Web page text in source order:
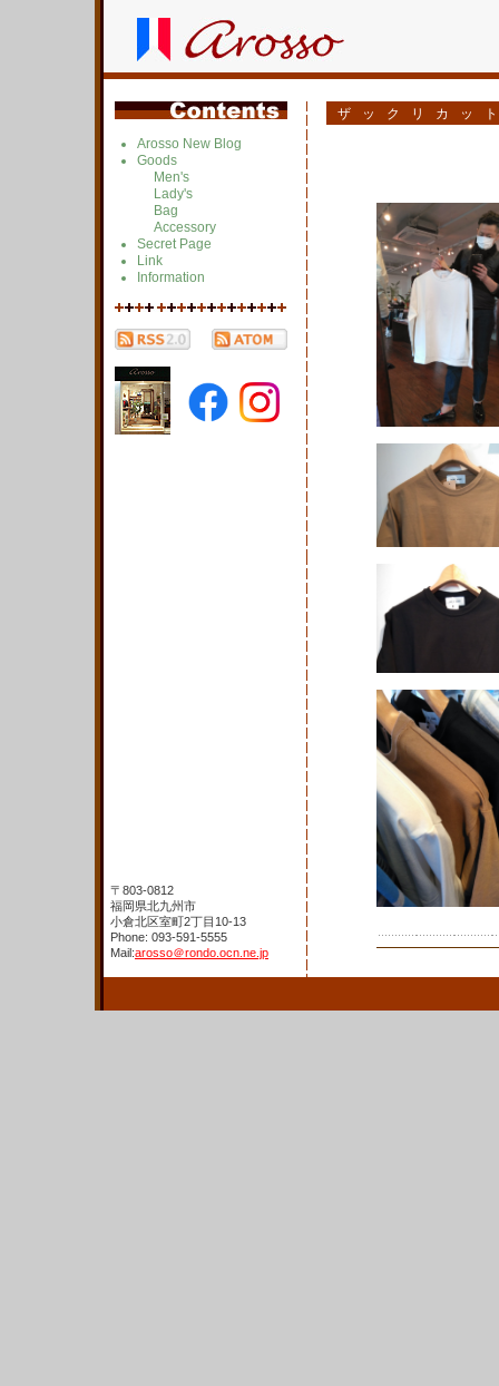
Arosso New Blog
Goods
Men's
Lady's
Bag
Accessory
Secret Page
Link
Information
ザックリカッ
〒803-0812
福岡県北九州市
小倉北区室町2丁目10-13
Phone: 093-591-5555
Mail:arosso＠rondo.ocn.ne.jp